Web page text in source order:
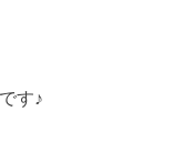
す♪